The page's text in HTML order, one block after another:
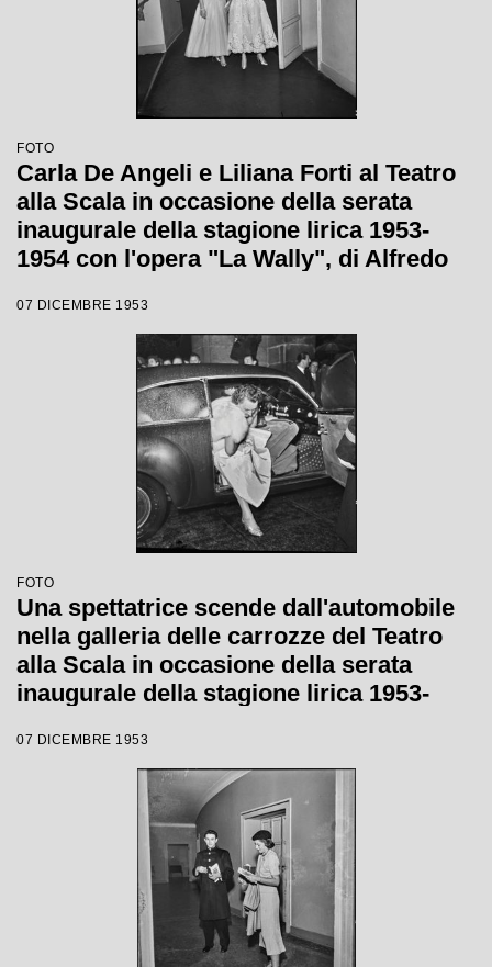
FOTO
Carla De Angeli e Liliana Forti al Teatro
alla Scala in occasione della serata
inaugurale della stagione lirica 1953-
1954 con l'opera "La Wally", di Alfredo
con la regia di Tatiana Pavlova
07 DICEMBRE 1953
FOTO
Una spettatrice scende dall'automobile
nella galleria delle carrozze del Teatro
alla Scala in occasione della serata
inaugurale della stagione lirica 1953-
Catalani, diretta da Carlo Maria Giulini,
con la regia di Tatiana Pavlova
07 DICEMBRE 1953